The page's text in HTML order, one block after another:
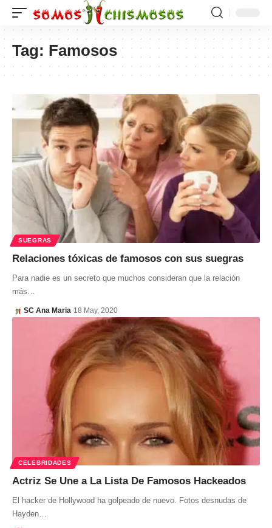
Tag: Famosos
SUEGRAS
Relaciones tóxicas de famosos con sus suegras
Para nadie es un secreto que muchos consideran que la relación
más…
SC Ana Maria 18 May, 2020
CELEBRIDADES
Actriz Se Une a La Lista De Famosos Hackeados
El hacker de Hollywood ha golpeado de nuevo. Fotos desnudas de
Hayden…